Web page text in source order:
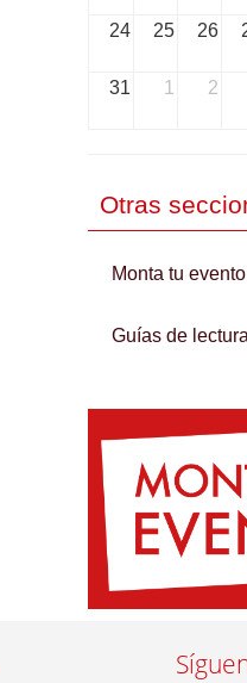
24 25 26
31 1 2
Otras
Monta tu evento
Guías de lectura